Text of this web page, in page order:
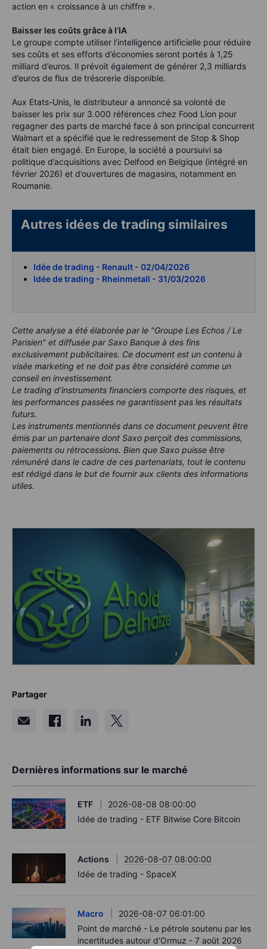
action en « croissance à un chiffre ».
Baisser les coûts grâce à l’IA
Le groupe compte utiliser l’intelligence artificielle pour réduire
ses coûts et ses efforts d’économies seront portés à 1,25
milliard d’euros. Il prévoit également de générer 2,3 milliards
d’euros de flux de trésorerie disponible.
Aux Etats-Unis, le distributeur a annoncé sa volonté de
baisser les prix sur 3.000 références chez Food Lion pour
regagner des parts de marché face à son principal concurrent
Walmart et a spécifié que le redressement de Stop & Shop
était bien engagé. En Europe, la société a poursuivi sa
politique d’acquisitions avec Delfood en Belgique (intégré en
février 2026) et d’ouvertures de magasins, notamment en
Roumanie.
Autres idées de trading similaires
Idée de trading - Renault - 02/04/2026
Idée de trading - Rheinmetall - 31/03/2026
Cette analyse a été élaborée par le "Groupe Les Echos / Le
Parisien" et diffusée par Saxo Banque à des fins
exclusivement publicitaires. Ce document est un contenu à
visée marketing et ne doit pas être considéré comme un
conseil en investissement.
Le trading d’instruments financiers comporte des risques, et
les performances passées ne garantissent pas les résultats
futurs.
Les instruments mentionnés dans ce document peuvent être
émis par un partenaire dont Saxo perçoit des commissions,
paiements ou rétrocessions. Bien que Saxo puisse être
rémunéré dans le cadre de ces partenariats, tout le contenu
est rédigé dans le but de fournir aux clients des informations
utiles.
Partager
Dernières informations sur le marché
ETF
2026-08-08 08:00:00
Idée de trading - ETF Bitwise Core Bitcoin
Actions
2026-08-07 08:00:00
Idée de trading - SpaceX
Macro
2026-08-07 06:01:00
Point de marché - Le pétrole soutenu par les
incertitudes autour d'Ormuz - 7 août 2026